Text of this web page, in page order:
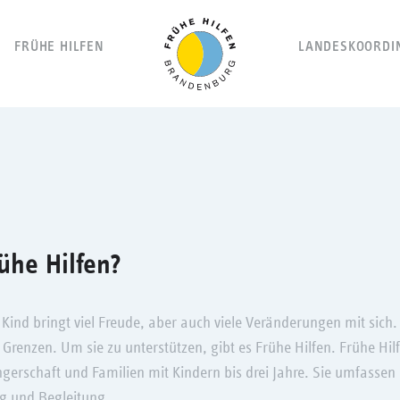
FRÜHE HILFEN
Navigation
Hilfen?
Kind bringt viel Freude, aber auch viele Veränderungen mit
Um sie zu unterstützen, gibt es Frühe Hilfen. Frühe
und Familien mit Kindern bis drei Jahre. Sie